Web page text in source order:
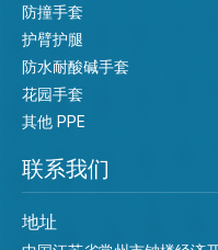
防撞手套
护臂护腿
防水耐酸碱手套
花园手套
其他 PPE
联系我们
地址